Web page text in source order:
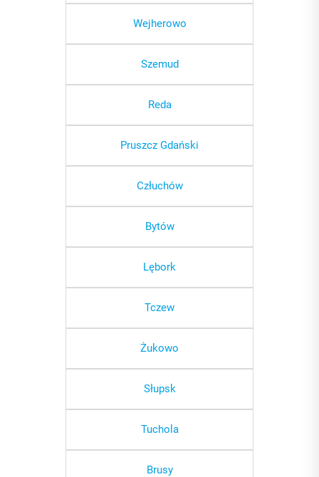
Wejherowo
Szemud
Reda
Pruszcz Gdański
Człuchów
Bytów
Lębork
Tczew
Żukowo
Słupsk
Tuchola
Brusy